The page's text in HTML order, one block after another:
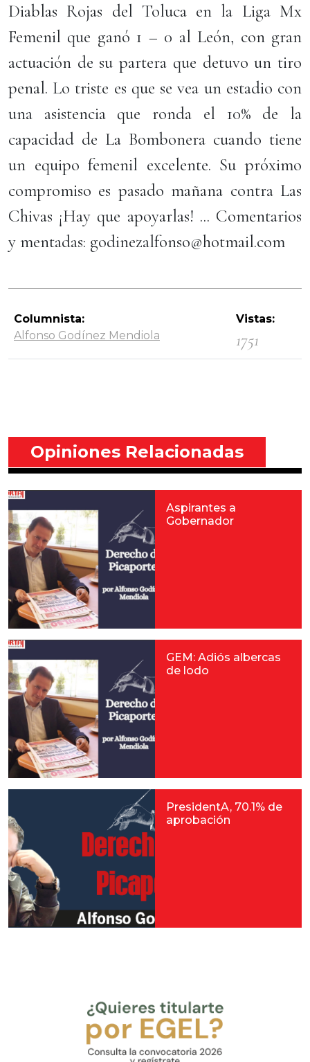
Diablas Rojas del Toluca en la Liga Mx
Femenil que ganó 1 – 0 al León, con gran
actuación de su partera que detuvo un tiro
penal. Lo triste es que se vea un estadio con
una asistencia que ronda el 10% de la
capacidad de La Bombonera cuando tiene
un equipo femenil excelente. Su próximo
compromiso es pasado mañana contra Las
Chivas ¡Hay que apoyarlas! ... Comentarios
y mentadas: godinezalfonso@hotmail.com
Columnista:
Alfonso Godínez Mendiola
Vistas:
1751
Opiniones Relacionadas
Aspirantes a
Gobernador
GEM: Adiós albercas
de lodo
PresidentA, 70.1% de
aprobación